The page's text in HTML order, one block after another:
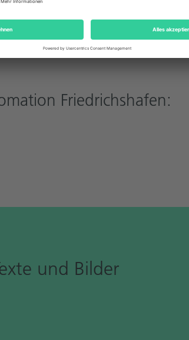
K2Wund
Raum. Für bis zu vier Achsen in einem
– das spart Material und Platz im
Friedrichshafen:
und Bilder